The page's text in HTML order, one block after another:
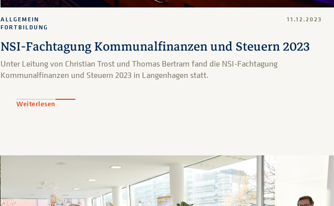
NSI-Fachtagung Kommunalfinanzen und Steuern 2023
ALLGEMEIN
FORTBILDUNG
11.12.2023
Unter Leitung von Christian Trost und Thomas Bertram fand die NSI-Fachtagung
Kommunalfinanzen und Steuern 2023 in Langenhagen statt.
Weiterlesen